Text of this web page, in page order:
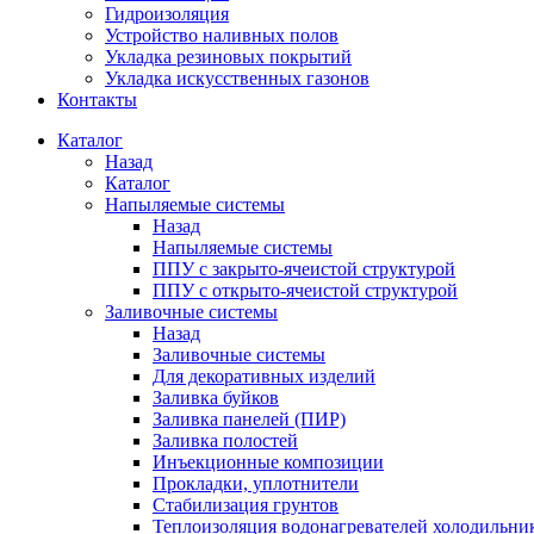
Гидроизоляция
Устройство наливных полов
Укладка резиновых покрытий
Укладка искусственных газонов
Контакты
Каталог
Назад
Каталог
Напыляемые системы
Назад
Напыляемые системы
ППУ с закрыто-ячеистой структурой
ППУ с открыто-ячеистой структурой
Заливочные системы
Назад
Заливочные системы
Для декоративных изделий
Заливка буйков
Заливка панелей (ПИР)
Заливка полостей
Инъекционные композиции
Прокладки, уплотнители
Стабилизация грунтов
Теплоизоляция водонагревателей